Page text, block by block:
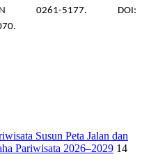
0261-5177. DOI:
Susun Peta Jalan dan
Pariwisata 2026–2029 14